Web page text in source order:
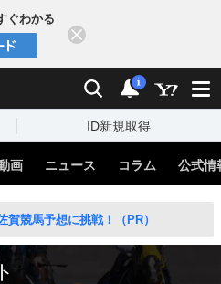
ぐわかる
検索 通知
i
ID新規取得
画 ニュース コラム 公式情
競馬予想に挑戦！（PR）